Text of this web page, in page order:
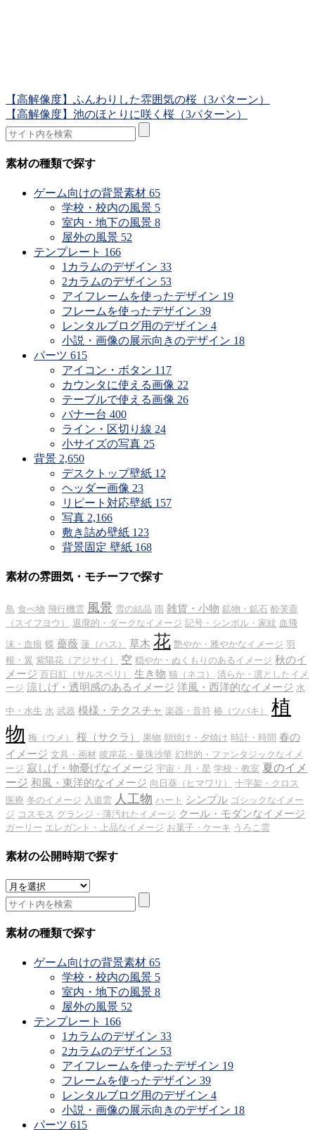
【高解像度】ふんわりした雰囲気の桜（3パターン）
【高解像度】池のほとりに咲く桜（3パターン）
素材の種類で探す
ゲーム向けの背景素材 65
学校・校内の風景 5
室内・地下の風景 8
屋外の風景 52
テンプレート 166
1カラムのデザイン 33
2カラムのデザイン 53
アイフレームを使ったデザイン 19
フレームを使ったデザイン 39
レンタルブログ用のデザイン 4
小説・画像の展示向きのデザイン 18
パーツ 615
アイコン・ボタン 117
カウンタに使える画像 22
テーブルで使える画像 26
バナー台 400
ライン・区切り線 24
小サイズの写真 25
背景 2,650
デスクトップ壁紙 12
ヘッダー画像 23
リピート対応壁紙 157
写真 2,166
敷き詰め壁紙 123
背景固定 壁紙 168
素材の雰囲気・モチーフで探す
鳥 食べ物 飛行機雲 風景 雪の結晶 雨 雑貨・小物 鉱物・鉱石 酔芙蓉
（スイフヨウ）
退廃的・ダークなイメージ 記号・シンボル・家紋 血飛
沫・血痕 蝶 薔薇 蓮（ハス） 草木 花 艶やか・雅やかなイメージ 羽
根・翼 紫陽花（アジサイ） 空 穏やか・ぬくもりのあるイメージ 秋のイ
メージ 百日紅（サルスベリ） 生き物 猫（ネコ）
清らか・凛としたイメ
ージ 涼しげ・透明感のあるイメージ 洋風・西洋的なイメージ 水
中・水生 水 武器 模様・テクスチャ 楽器・音符 椿（ツバキ）
植
物 梅（ウメ） 桜（サクラ） 果物 朝焼け・夕焼け 時計・時間 春の
イメージ 文具・画材 彼岸花・曼珠沙華 幻想的・ファンタジックなイメ
ージ 寂しげ・物憂げなイメージ 宇宙・月・星 学校・教室 夏のイメ
ージ 和風・東洋的なイメージ 向日葵（ヒマワリ）
十字架・クロス
医療 冬のイメージ 入道雲 人工物 ハート シンプル ゴシックなイメー
ジ コスモス グランジ・薄汚れたイメージ クール・モダンなイメージ
ガーリー エレガント・上品なイメージ お菓子・ケーキ うろこ雲
素材の公開時期で探す
素
材
の
公
素材の種類で探す
ゲーム向けの背景素材 65
学校・校内の風景 5
室内・地下の風景 8
屋外の風景 52
テンプレート 166
1カラムのデザイン 33
2カラムのデザイン 53
アイフレームを使ったデザイン 19
フレームを使ったデザイン 39
レンタルブログ用のデザイン 4
小説・画像の展示向きのデザイン 18
パーツ 615